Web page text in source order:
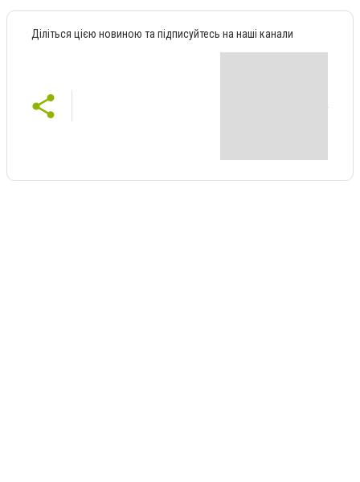
Діліться цією новиною та підписуйтесь на наші канали